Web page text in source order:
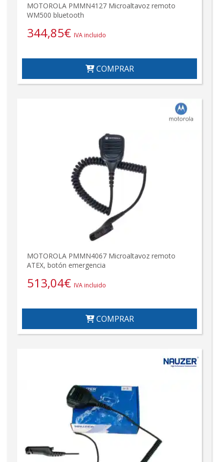
MOTOROLA PMMN4127 Microaltavoz remoto
WM500 bluetooth
344,85€ IVA incluido
COMPRAR
MOTOROLA PMMN4067 Microaltavoz remoto
ATEX, botón emergencia
513,04€ IVA incluido
COMPRAR